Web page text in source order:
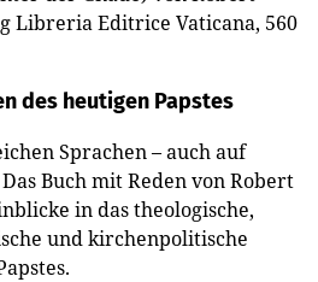
Libreria Editrice Vaticana, 560
des heutigen Papstes
Sprachen – auch auf
Buch mit Reden von Robert
in das theologische,
und kirchenpolitische